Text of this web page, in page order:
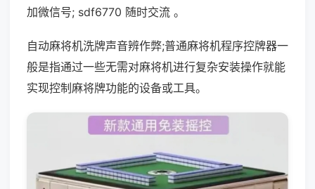
加微信号; sdf6770 随时交流 。
自动麻将机洗牌声音辨作弊;普通麻将机程序控牌器一
般是指通过一些无需对麻将机进行复杂安装操作就能
实现控制麻将牌功能的设备或工具。